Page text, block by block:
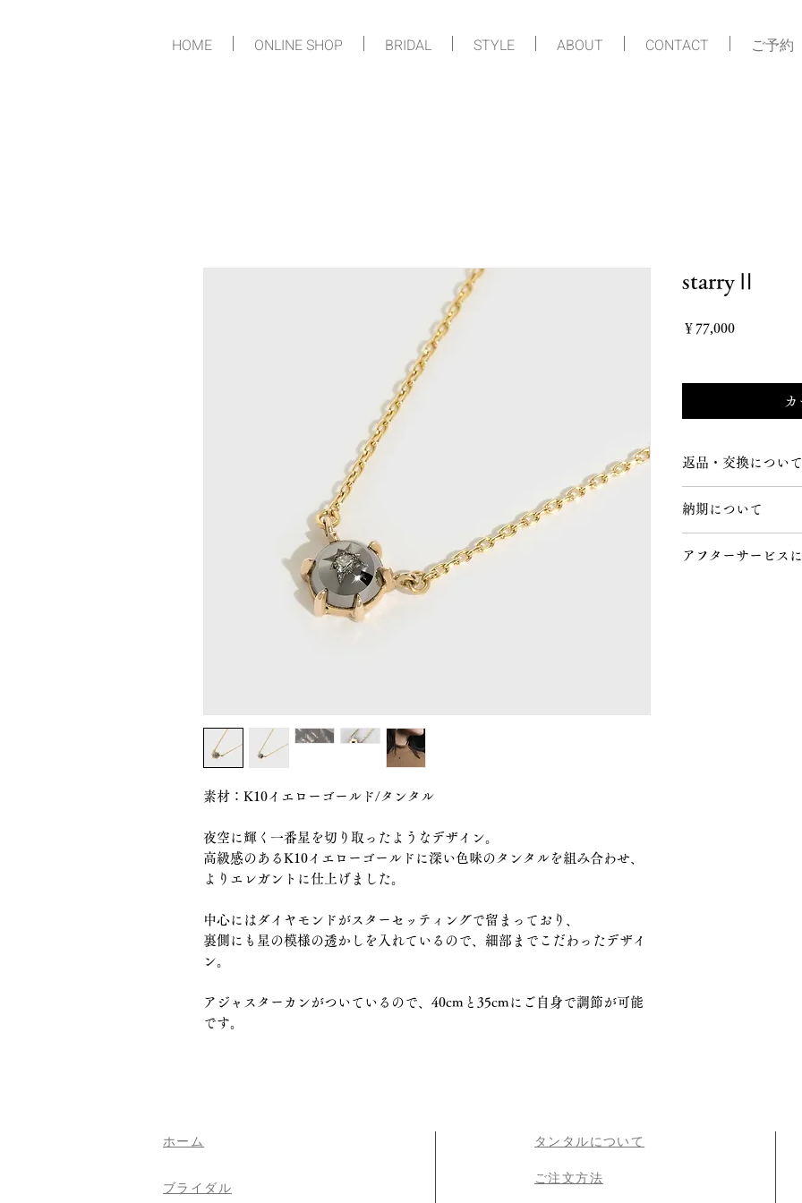
HOME ONLINE SHOP BRIDAL STYLE ABOUT CONTACT ご予約
素材：K10イエローゴールド/タンタル
夜空に輝く一番星を切り取ったようなデザイン。
高級感のあるK10イエローゴールドに深い色味のタンタルを組み合わせ、
よりエレガントに仕上げました。
中心にはダイヤモンドがスターセッティングで留まっており、
裏側にも星の模様の透かしを入れているので、細部までこだわったデザイ
ン。
アジャスターカンがついているので、40cmと35cmにご自身で調節が可能
です。
starryⅡ
￥77,000価格
返品・交換について
おいてオーダーメ
キャンセル・返品
・指輪が完成する
納期について
定しております。
アフターサービス
​ホーム
ブライダル
タンタルについて
​ご注文方法